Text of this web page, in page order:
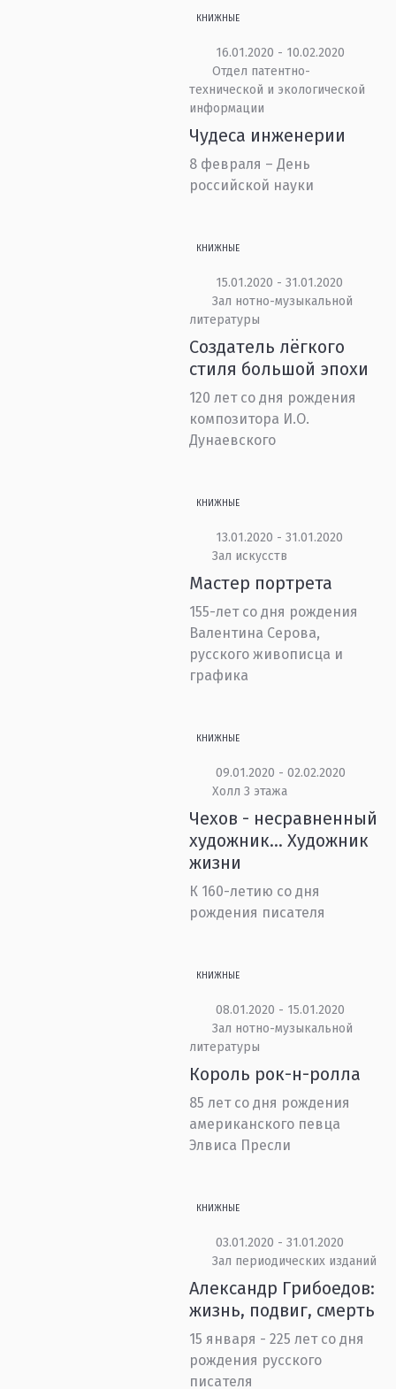
КНИЖНЫЕ
16.01.2020 - 10.02.2020
Отдел патентно-
технической и экологической
информации
Чудеса инженерии
8 февраля – День
российской науки
КНИЖНЫЕ
15.01.2020 - 31.01.2020
Зал нотно-музыкальной
литературы
Создатель лёгкого
стиля большой эпохи
120 лет со дня рождения
композитора И.О.
Дунаевского
КНИЖНЫЕ
13.01.2020 - 31.01.2020
Зал искусств
Мастер портрета
155-лет со дня рождения
Валентина Серова,
русского живописца и
графика
КНИЖНЫЕ
09.01.2020 - 02.02.2020
Холл 3 этажа
Чехов - несравненный
художник… Художник
жизни
К 160-летию со дня
рождения писателя
КНИЖНЫЕ
08.01.2020 - 15.01.2020
Зал нотно-музыкальной
литературы
Король рок-н-ролла
85 лет со дня рождения
американского певца
Элвиса Пресли
КНИЖНЫЕ
03.01.2020 - 31.01.2020
Зал периодических изданий
Александр Грибоедов:
жизнь, подвиг, смерть
15 января - 225 лет со дня
рождения русского
писателя